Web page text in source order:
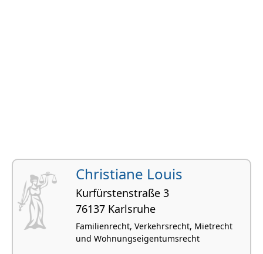
Christiane Louis
Kurfürstenstraße 3
76137 Karlsruhe
Familienrecht, Verkehrsrecht, Mietrecht
und Wohnungseigentumsrecht